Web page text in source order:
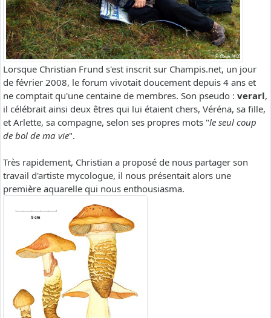
Lorsque Christian Frund s'est inscrit sur Champis.net, un jour
de février 2008, le forum vivotait doucement depuis 4 ans et
ne comptait qu'une centaine de membres. Son pseudo : verarl,
il célébrait ainsi deux êtres qui lui étaient chers, Véréna, sa fille,
et Arlette, sa compagne, selon ses propres mots "le seul coup
de bol de ma vie".
Très rapidement, Christian a proposé de nous partager son
travail d'artiste mycologue, il nous présentait alors une
première aquarelle qui nous enthousiasma.